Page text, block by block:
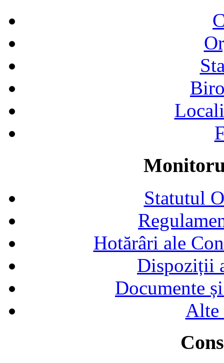
Statutul
Hotărâri ale
Dispoziții
Documente
Alte